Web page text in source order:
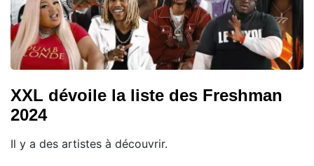
XXL dévoile la liste des Freshman
2024
Il y a des artistes à découvrir.